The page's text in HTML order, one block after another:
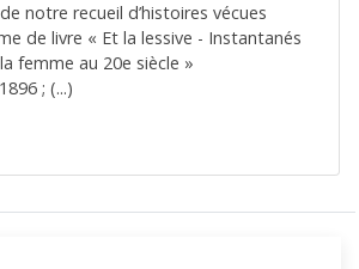
notre recueil d’histoires vécues
de livre « Et la lessive - Instantanés
femme au 20e siècle »
; (...)